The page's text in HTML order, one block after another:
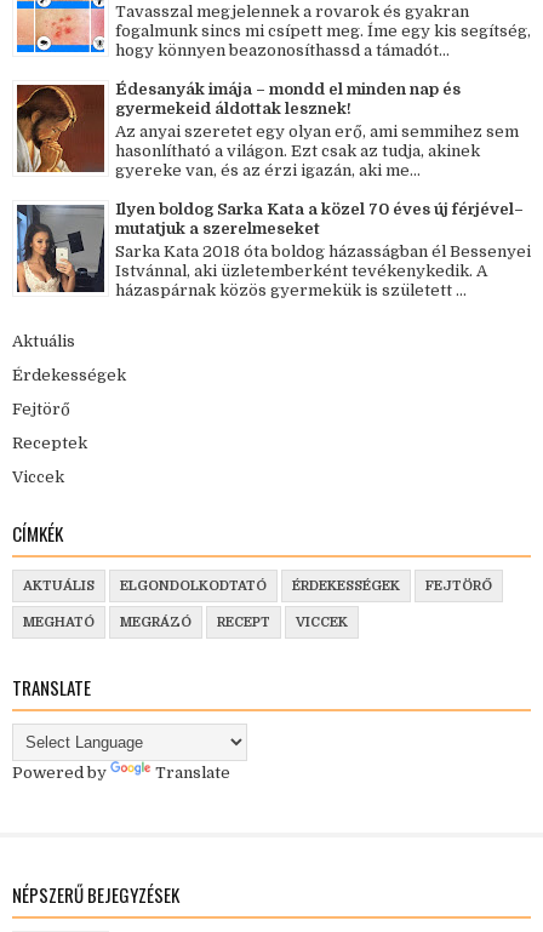
Tavasszal megjelennek a rovarok és gyakran
fogalmunk sincs mi csípett meg. Íme egy kis segítség,
hogy könnyen beazonosíthassd a támadót...
Édesanyák imája – mondd el minden nap és
gyermekeid áldottak lesznek!
Az anyai szeretet egy olyan erő, ami semmihez sem
hasonlítható a világon. Ezt csak az tudja, akinek
gyereke van, és az érzi igazán, aki me...
Ilyen boldog Sarka Kata a közel 70 éves új férjével–
mutatjuk a szerelmeseket
Sarka Kata 2018 óta boldog házasságban él Bessenyei
Istvánnal, aki üzletemberként tevékenykedik. A
házaspárnak közös gyermekük is született ...
Aktuális
Érdekességek
Fejtörő
Receptek
Viccek
CÍMKÉK
AKTUÁLIS ELGONDOLKODTATÓ ÉRDEKESSÉGEK FEJTÖRŐ
MEGHATÓ MEGRÁZÓ RECEPT VICCEK
TRANSLATE
Powered by Translate
NÉPSZERŰ BEJEGYZÉSEK